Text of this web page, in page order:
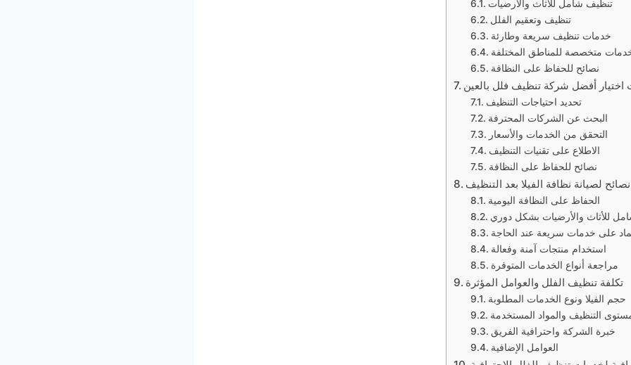
تنظيف شامل للأثاث والأرضيات
تنظيف وتعقيم الفلل
خدمات تنظيف سريعة وطارئة
متخصصة للمناطق المختلفة
نصائح للحفاظ على النظافة
أفضل شركة تنظيف فلل بالعين
تحديد احتياجات التنظيف
البحث عن الشركات المحترفة
التحقق من الخدمات والأسعار
الاطلاع على تقنيات التنظيف
نصائح للحفاظ على النظافة
نصائح لصيانة نظافة الفيلا بعد التنظيف
الحفاظ على النظافة اليومية
للأثاث والأرضيات بشكل دوري
على خدمات سريعة عند الحاجة
استخدام منتجات آمنة وفعالة
مراجعة أنواع الخدمات المتوفرة
تكلفة تنظيف الفلل والعوامل المؤثرة
حجم الفيلا ونوع الخدمات المطلوبة
التنظيف والمواد المستخدمة
خبرة الشركة واحترافية الفريق
العوامل الإضافية